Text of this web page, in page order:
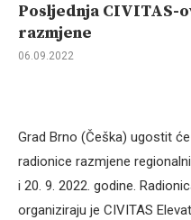
Posljednja CIVITAS-
razmjene
06.09.2022
Grad Brno (Češka) ugostit
radionice razmjene
i 20. 9. 2022. godine.
organiziraju je CIVITAS